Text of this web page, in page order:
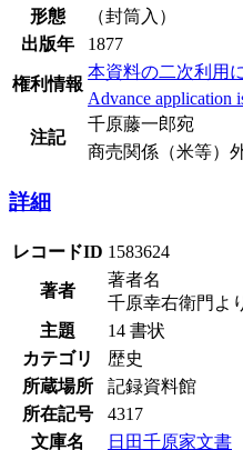
形態
（封筒入）
出版年
1877
権利情報
本資料の二次利用
Advance application
注記
千原藤一郎宛
商売関係（米等）
詳細
レコードID 1583624
著者
著者名
千原幸右衛門よ
主題
14 書状
カテゴリ
歴史
所蔵場所
記録資料館
所在記号
4317
文庫名
日田千原家文書